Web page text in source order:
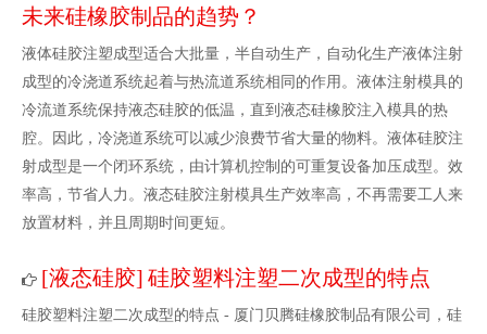
未来硅橡胶制品的趋势？
液体硅胶注塑成型适合大批量，半自动生产，自动化生产液体注射
成型的冷浇道系统起着与热流道系统相同的作用。液体注射模具的
冷流道系统保持液态硅胶的低温，直到液态硅橡胶注入模具的热
腔。因此，冷浇道系统可以减少浪费节省大量的物料。液体硅胶注
射成型是一个闭环系统，由计算机控制的可重复设备加压成型。效
率高，节省人力。液态硅胶注射模具生产效率高，不再需要工人来
放置材料，并且周期时间更短。
[液态硅胶] ​硅胶塑料注塑二次成型的特点
​硅胶塑料注塑二次成型的特点 - 厦门贝腾硅橡胶制品有限公司，硅